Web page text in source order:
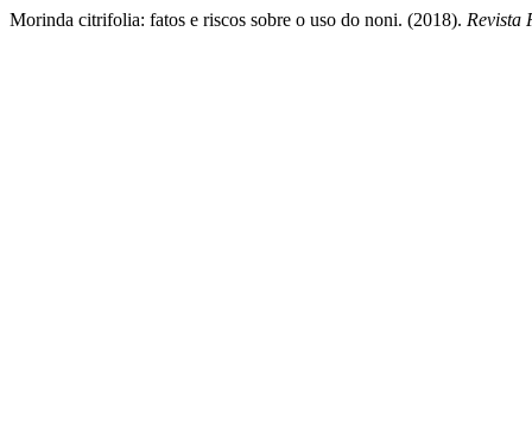
Morinda citrifolia: fatos e riscos sobre o uso do noni. (2018). Revista